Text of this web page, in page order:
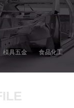
模具五金 食品化工